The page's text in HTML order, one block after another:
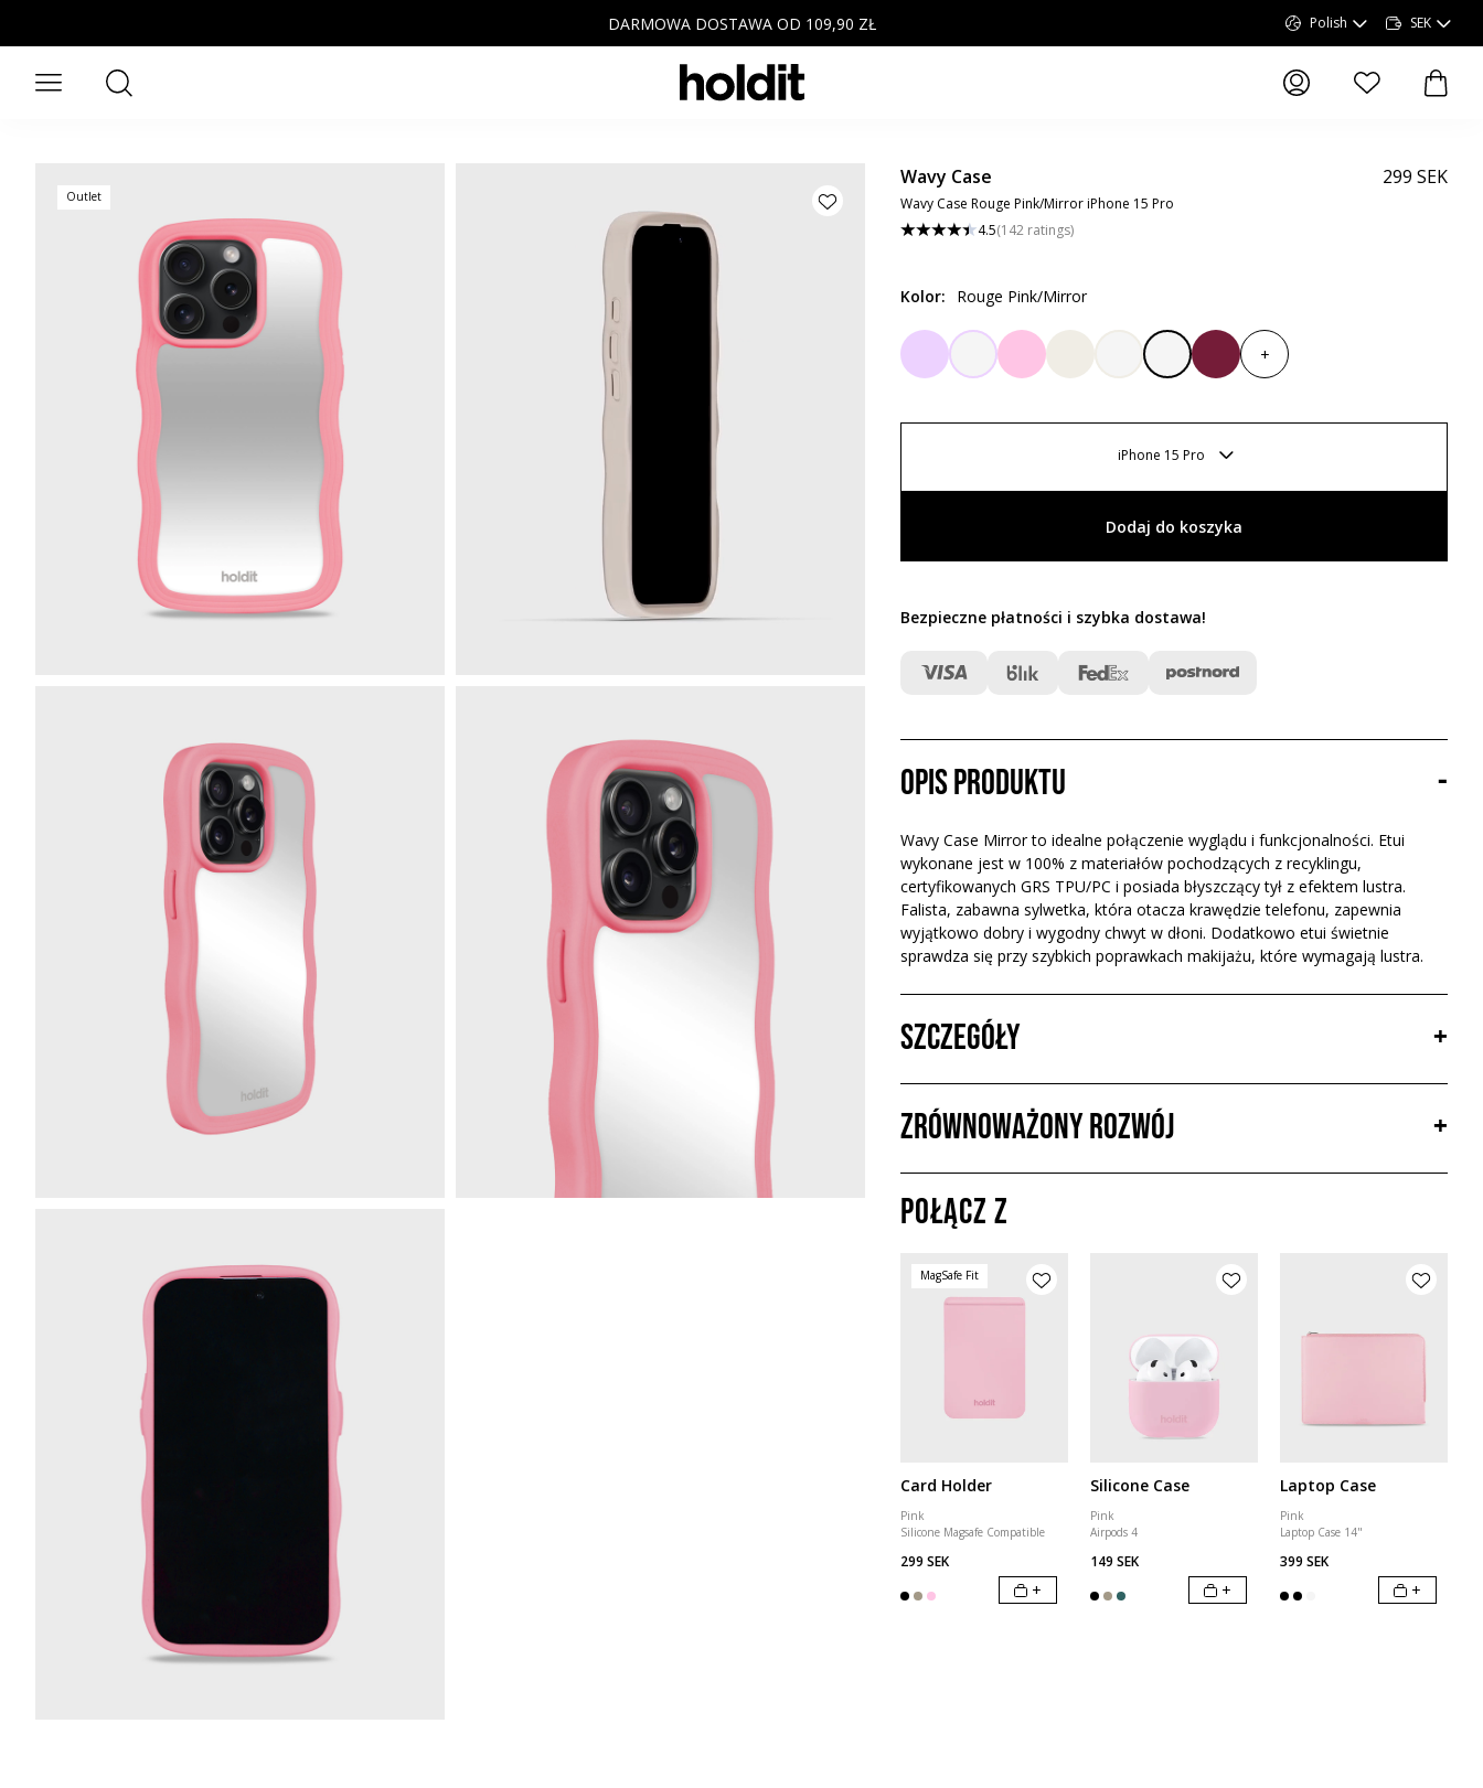
DARMOWA DOSTAWA OD 109,90 ZŁ Polish SEK
Otwórz menuSzukaj
elementy na
Outlet
Wavy Case
Wavy Case Rouge Pink/Mirror iPhone 15 Pro
4.5(142 ratings)
299 SEK
Kolor: Rouge Pink/Mirror
+
iPhone 15 Pro
Dodaj do koszyka
Bezpieczne płatności i szybka dostawa!
Opis produktu -
Wavy Case Mirror to idealne połączenie wyglądu i funkcjonalności. Etui
wykonane jest w 100% z materiałów pochodzących z recyklingu,
certyfikowanych GRS TPU/PC i posiada błyszczący tył z efektem lustra.
Falista, zabawna sylwetka, która otacza krawędzie telefonu, zapewnia
wyjątkowo dobry i wygodny chwyt w dłoni. Dodatkowo etui świetnie
sprawdza się przy szybkich poprawkach makijażu, które wymagają lustra.
Szczegóły +
Zrównoważony rozwój
+
Połącz z
MagSafe Fit
Card Holder
Pink
Silicone Magsafe Compatible
299 SEK
+
Silicone Case
Pink
Airpods 4
149 SEK
+
Laptop Case
Pink
Laptop Case 14"
399 SEK
+